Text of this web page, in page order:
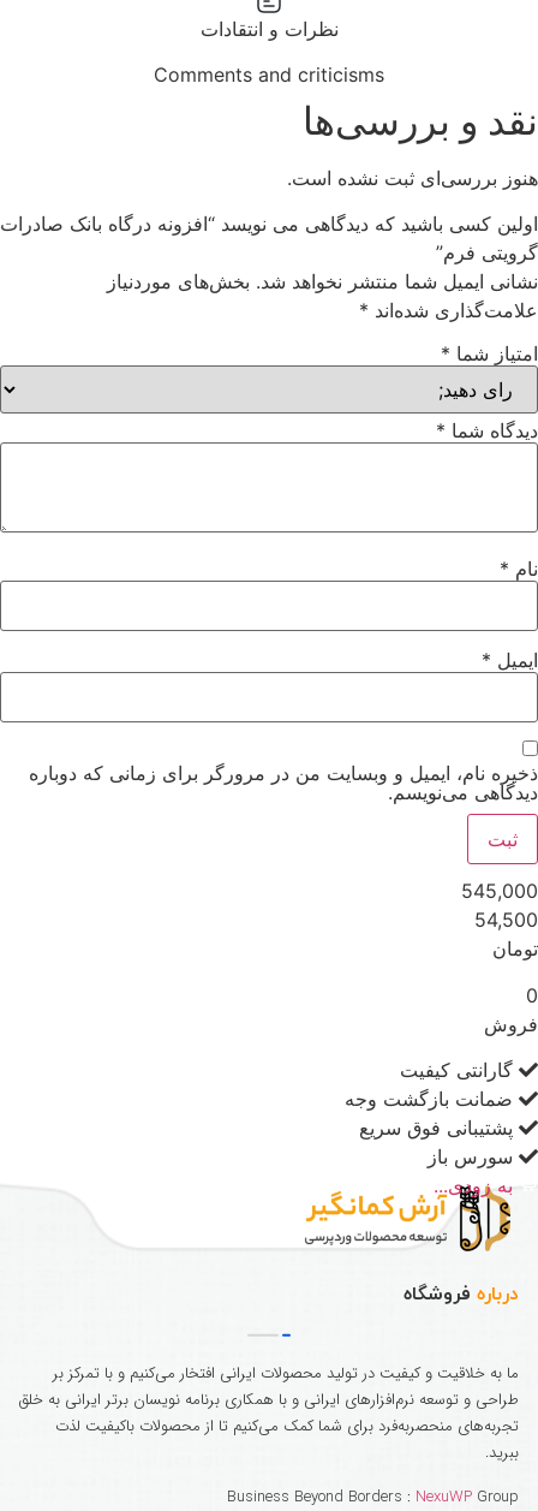
نظرات و انتقادات
Comments and criticisms
نقد و بررسی‌ها
هنوز بررسی‌ای ثبت نشده است.
اولین کسی باشید که دیدگاهی می نویسد “افزونه درگاه بانک صادرات
گرویتی فرم”
نشانی ایمیل شما منتشر نخواهد شد. بخش‌های موردنیاز
علامت‌گذاری شده‌اند *
امتیاز شما *
دیدگاه شما *
نام *
ایمیل *
ذخیره نام، ایمیل و وبسایت من در مرورگر برای زمانی که دوباره
دیدگاهی می‌نویسم.
545,000
54,500
تومان
0
فروش
گارانتی کیفیت
ضمانت بازگشت وجه
پشتیبانی فوق سریع
سورس باز
به زودی...
درباره فروشگاه
ما به خلاقیت و کیفیت در تولید محصولات ایرانی افتخار می‌کنیم و با تمرکز بر
طراحی و توسعه نرم‌افزارهای ایرانی و با همکاری برنامه نویسان برتر ایرانی به خلق
تجربه‌های منحصربه‌فرد برای شما کمک می‌کنیم تا از محصولات باکیفیت لذت
ببرید.
Business Beyond Borders : NexuWP Group